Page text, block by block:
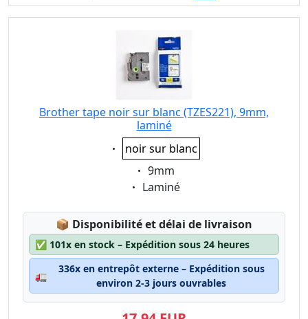
Brother tape noir sur blanc (TZES221), 9mm,
laminé
Eigenschaft:
noir sur blanc
Eigenschaft:
9mm
Eigenschaft:
Laminé
📦 Lagerstatus:
Disponibilité et délai de livraison
✅ 101x en stock – Expédition sous 24 heures
🚛
336x en entrepôt externe – Expédition sous
environ 2-3 jours ouvrables